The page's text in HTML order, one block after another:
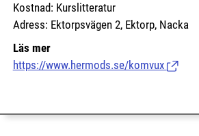
Kostnad: Kurslitteratur
Adress: Ektorpsvägen 2, Ektorp, Nacka
Läs mer
https://www.hermods.se/komvux (Länk